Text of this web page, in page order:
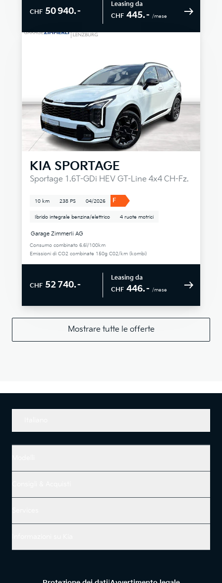
CHF 50 940.–
Leasing da
CHF 445.– /mese
KIA SPORTAGE
Sportage 1.6T-GDi HEV GT-Line 4x4 CH-Fz.
10 km 238 PS 04/2026 F
Ibrido integrale benzina/elettrico 4 ruote motrici
Garage Zimmerli AG
Consumo combinato 6.6l/100km
Emissioni di CO2 combinate 150g C02/km (kombi)
CHF 52 740.–
Leasing da
CHF 446.– /mese
Mostrare tutte le offerte